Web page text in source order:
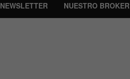
NEWSLETTER NUESTRO BROKER